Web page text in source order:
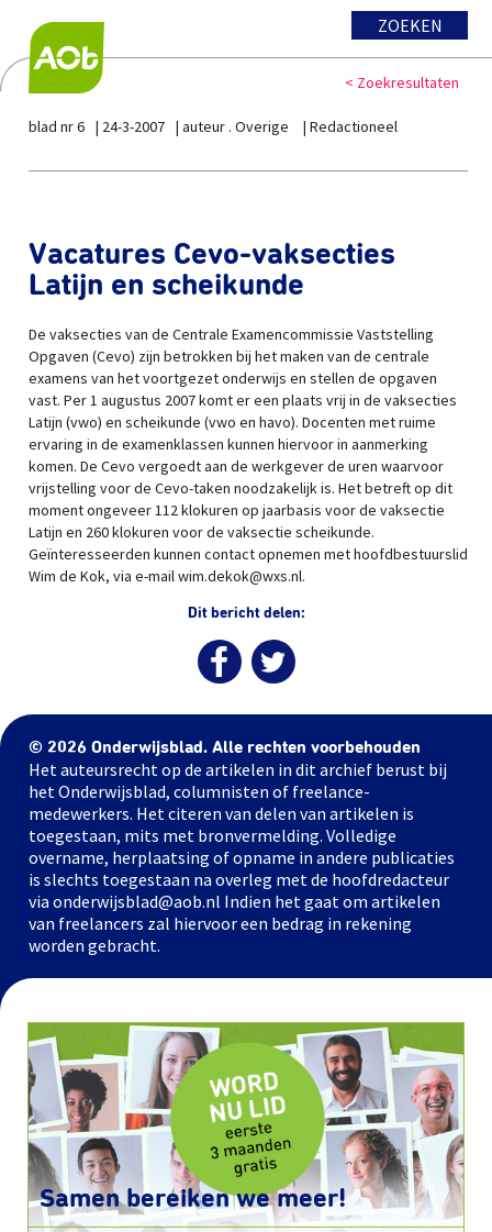
ZOEKEN
< Zoekresultaten
blad nr 6 24-3-2007 auteur . Overige Redactioneel
Vacatures Cevo-vaksecties
Latijn en scheikunde
De vaksecties van de Centrale Examencommissie Vaststelling
Opgaven (Cevo) zijn betrokken bij het maken van de centrale
examens van het voortgezet onderwijs en stellen de opgaven
vast. Per 1 augustus 2007 komt er een plaats vrij in de vaksecties
Latijn (vwo) en scheikunde (vwo en havo). Docenten met ruime
ervaring in de examenklassen kunnen hiervoor in aanmerking
komen. De Cevo vergoedt aan de werkgever de uren waarvoor
vrijstelling voor de Cevo-taken noodzakelijk is. Het betreft op dit
moment ongeveer 112 klokuren op jaarbasis voor de vaksectie
Latijn en 260 klokuren voor de vaksectie scheikunde.
Geïnteresseerden kunnen contact opnemen met hoofdbestuurslid
Wim de Kok, via e-mail wim.dekok@wxs.nl.
Dit bericht delen:
© 2026 Onderwijsblad. Alle rechten voorbehouden
Het auteursrecht op de artikelen in dit archief berust bij
het Onderwijsblad, columnisten of freelance-
medewerkers. Het citeren van delen van artikelen is
toegestaan, mits met bronvermelding. Volledige
overname, herplaatsing of opname in andere publicaties
is slechts toegestaan na overleg met de hoofdredacteur
via onderwijsblad@aob.nl Indien het gaat om artikelen
van freelancers zal hiervoor een bedrag in rekening
worden gebracht.
Samen bereiken we meer!